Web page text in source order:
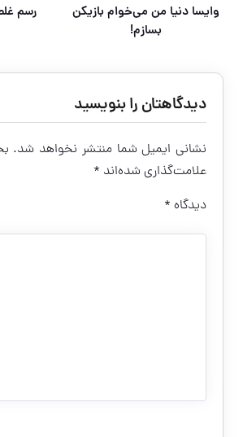
وایسا دنیا من می‌خوام بازیکن
بسازم!
رسم
دیدگاهتان را بنویسید
نشانی ایمیل شما منتشر نخواهد شد.
علامت‌گذاری شده‌اند *
دیدگاه *